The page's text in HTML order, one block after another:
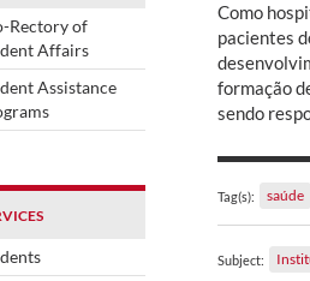
Rectory of
Affairs
Assistance
Como
pacientes
formação
sendo
Tag(s): saúde
Subject: